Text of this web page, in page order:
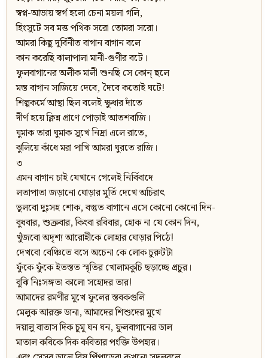
স্বপ্ন-আভায় স্বর্গ হলো চেনা ময়লা গলি,
হিংসুটে সব মত্ত পথিক সরো তোমরা সরো।
আমরা কিছু দুর্বিনীত বাগান বাগান বলে
কান করেছি ঝালাপালা মানী-গুণীর বটে।
ফুলবাগানের অলীক মালী শুনছি সে কোন্‌ ছলে
মস্ত বাগান সাজিয়ে দেবে, দৈবে কতোই ঘটে!
শিল্পকর্মে আস্থা ছিল বলেই ক্ষুধার দাঁতে
দীর্ণ হয়ে ক্লিন্ন প্রাণে পোড়াই আতশবাজি।
ঘুমাক তারা ঘুমাক সুখে নিদ্রা এলে রাতে,
ঝুলিয়ে কাঁধে মরা পাখি আমরা ঘুরতে রাজি।
৩
এমন বাগান চাই যেখানে গেলেই নির্বিবাদে
লতাপাতা জড়ানো ঘোড়ার মূর্তি দেখে অচিরাৎ
ভুলবো দুঃসহ শোক, বস্তুত বাগানে এসে কোনো কোনো দিন-
বুধবার, শুক্রবার, কিংবা রবিবার, হোক না যে কোন দিন,
খুঁজবো অদৃশ্য আরোহীকে লোহার ঘোড়ার পিঠে!
দেখবো বেঞ্চিতে বসে অচেনা কে লোক চুরুটটা
ফুঁকে ফুঁকে ইতস্তত স্মৃতির খোলামকুচি ছড়াচ্ছে প্রচুর।
বুঝি নিঃসঙ্গতা কালো সহোদর তার!
আমাদের রমণীর মুখে ফুলের স্তবকগুলি
মেলুক আরক্ত ডানা, আমাদের শিশুদের মুখে
দয়ালু বাতাস দিক চুমু ঘন ঘন, ফুলবাগানের ডাল
মাতাল কবিকে দিক কবিতার পংক্তি উপহার।